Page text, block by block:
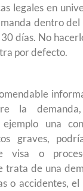
legales en
dentro del
días. No
por defecto.
la
ejemplo una
graves,
visa o
trata de una
o accidentes,